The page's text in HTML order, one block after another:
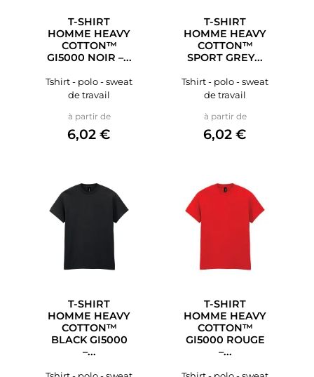
T-SHIRT
HOMME HEAVY
COTTON™
GI5000 NOIR –...
Tshirt - polo - sweat
de travail
à partir dePrix
6,02 €
T-SHIRT
HOMME HEAVY
COTTON™
SPORT GREY...
Tshirt - polo - sweat
de travail
à partir dePrix
6,02 €
T-SHIRT
HOMME HEAVY
COTTON™
BLACK GI5000
–...
T-SHIRT
HOMME HEAVY
COTTON™
GI5000 ROUGE
–...